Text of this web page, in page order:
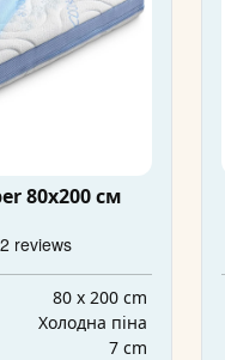
80x200 см
80 x 200 cm
Холодна піна
7 cm